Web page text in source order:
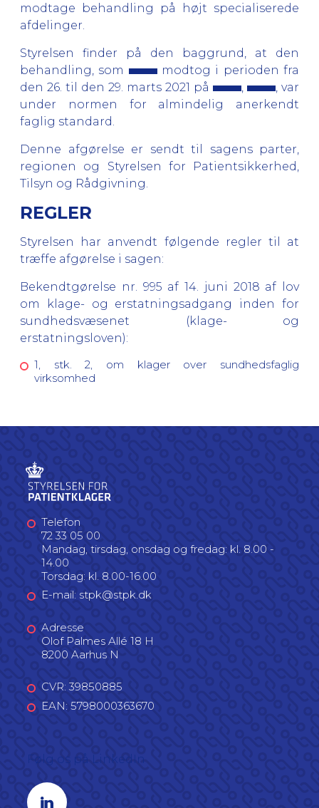
modtage behandling på højt specialiserede
afdelinger.
Styrelsen finder på den baggrund, at den
behandling, som
modtog i perioden fra
den 26. til den 29. marts 2021 på
, var
under normen for almindelig anerkendt
faglig standard.
Denne afgørelse er sendt til sagens parter,
regionen og Styrelsen for Patientsikkerhed,
Tilsyn og Rådgivning.
REGLER
Styrelsen har anvendt følgende regler til at
træffe afgørelse i sagen:
Bekendtgørelse nr. 995 af 14. juni 2018 af lov
om klage- og erstatningsadgang inden for
sundhedsvæsenet (klage- og
erstatningsloven):
1, stk. 2, om klager over sundhedsfaglig
virksomhed
Telefon
72 33 05 00
Mandag, tirsdag, onsdag og fredag: kl. 8.00 -
14.00
Torsdag: kl. 8.00-16.00
E-mail: stpk@stpk.dk
Adresse
Olof Palmes Allé 18 H
8200 Aarhus N
CVR: 39850885
EAN: 5798000363670
Linkedin profil